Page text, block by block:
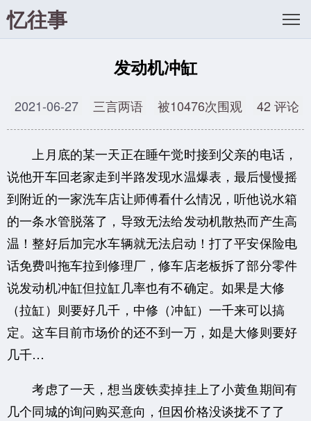
忆往事
发动机冲缸
2021-06-27 三言两语 被10476次围观 42 评论
上月底的某一天正在睡午觉时接到父亲的电话，
说他开车回老家走到半路发现水温爆表，最后慢慢摇
到附近的一家洗车店让师傅看什么情况，听他说水箱
的一条水管脱落了，导致无法给发动机散热而产生高
温！整好后加完水车辆就无法启动！打了平安保险电
话免费叫拖车拉到修理厂，修车店老板拆了部分零件
说发动机冲缸但拉缸几率也有不确定。如果是大修
（拉缸）则要好几千，中修（冲缸）一千来可以搞
定。这车目前市场价的还不到一万，如是大修则要好
几千…
考虑了一天，想当废铁卖掉挂上了小黄鱼期间有
几个同城的询问购买意向，但因价格没谈拢不了了